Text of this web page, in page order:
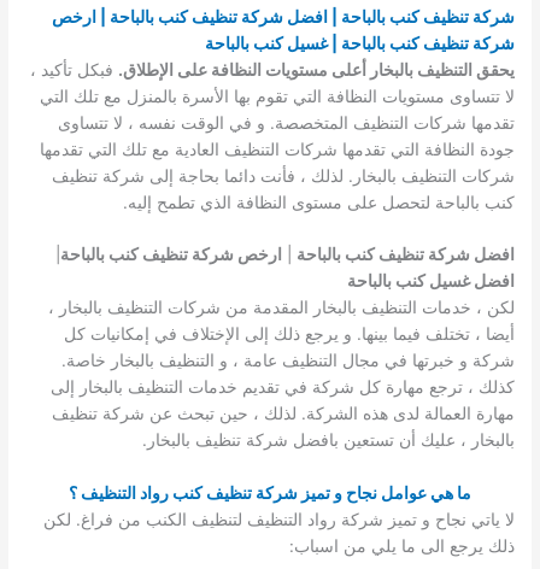
شركة تنظيف كنب بالباحة | افضل شركة تنظيف كنب بالباحة | ارخص
شركة تنظيف كنب بالباحة | غسيل كنب بالباحة
يحقق التنظيف بالبخار أعلى مستويات النظافة على الإطلاق. فبكل تأكيد ،
لا تتساوى مستويات النظافة التي تقوم بها الأسرة بالمنزل مع تلك التي
تقدمها شركات التنظيف المتخصصة. و في الوقت نفسه ، لا تتساوى
جودة النظافة التي تقدمها شركات التنظيف العادية مع تلك التي تقدمها
شركات التنظيف بالبخار. لذلك ، فأنت دائما بحاجة إلى شركة تنظيف
كنب بالباحة لتحصل على مستوى النظافة الذي تطمح إليه.
افضل شركة تنظيف كنب بالباحة ارخص شركة تنظيف كنب بالباحة
افضل غسيل كنب بالباحة
لكن ، خدمات التنظيف بالبخار المقدمة من شركات التنظيف بالبخار ،
أيضا ، تختلف فيما بينها. و يرجع ذلك إلى الإختلاف في إمكانيات كل
شركة و خبرتها في مجال التنظيف عامة ، و التنظيف بالبخار خاصة.
كذلك ، ترجع مهارة كل شركة في تقديم خدمات التنظيف بالبخار إلى
مهارة العمالة لدى هذه الشركة. لذلك ، حين تبحث عن شركة تنظيف
بالبخار ، عليك أن تستعين بافضل شركة تنظيف بالبخار.
ما هي عوامل نجاح و تميز شركة تنظيف كنب رواد التنظيف ؟
لا ياتي نجاح و تميز شركة رواد التنظيف لتنظيف الكنب من فراغ. لكن
ذلك يرجع الى ما يلي من اسباب: